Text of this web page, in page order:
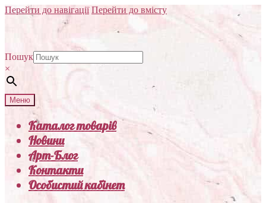
Перейти до навігації Перейти до вмісту
Пошук
×
Меню
Каталог товарів
Новини
Арт-Блог
Контакти
Особистий кабінет